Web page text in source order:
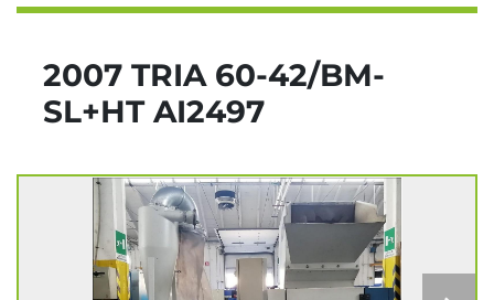
2007 TRIA 60-42/BM-
SL+HT AI2497